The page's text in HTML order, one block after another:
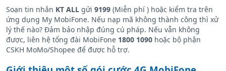
Làm sao kiểm tra dung lượng còn lại?
Soạn tin nhắnKT ALLgửi9199(Miễn phí ) hoặc kiểm tra trên
ứng dụng My MobiFone. Nếu nạp mã không thành công thì xử
lý thế nào? Đảm bảo nhập đúng cú pháp. Nếu vẫn không
được, liên hệ tổng đài MobiFone 1800 1090
CSKH MoMo/Shopee để được hỗ trợ.